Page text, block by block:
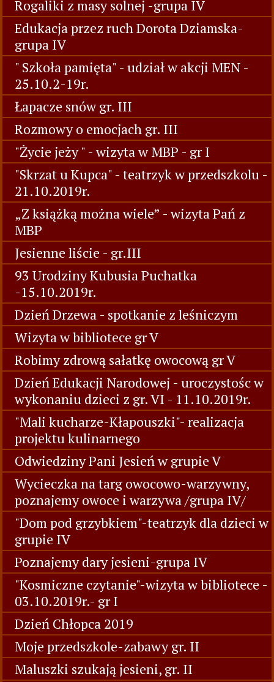
Rogaliki z masy solnej -grupa IV
Edukacja przez ruch Dorota Dziamska-
grupa IV
" Szkoła pamięta" - udział w akcji MEN -
25.10.2-19r.
Łapacze snów gr. III
Rozmowy o emocjach gr. III
"Życie jeży " - wizyta w MBP - gr I
"Skrzat u Kupca" - teatrzyk w przedszkolu -
21.10.2019r.
„Z książką można wiele” - wizyta Pań z
MBP
Jesienne liście - gr.III
93 Urodziny Kubusia Puchatka
-15.10.2019r.
Dzień Drzewa - spotkanie z leśniczym
Wizyta w bibliotece gr V
Robimy zdrową sałatkę owocową gr V
Dzień Edukacji Narodowej - uroczystośc w
wykonaniu dzieci z gr. VI - 11.10.2019r.
"Mali kucharze-Kłapouszki"- realizacja
projektu kulinarnego
Odwiedziny Pani Jesień w grupie V
Wycieczka na targ owocowo-warzywny,
poznajemy owoce i warzywa /grupa IV/
"Dom pod grzybkiem"-teatrzyk dla dzieci w
grupie IV
Poznajemy dary jesieni-grupa IV
"Kosmiczne czytanie"-wizyta w bibliotece -
03.10.2019r.- gr I
Dzień Chłopca 2019
Moje przedszkole-zabawy gr. II
Maluszki szukają jesieni, gr. II